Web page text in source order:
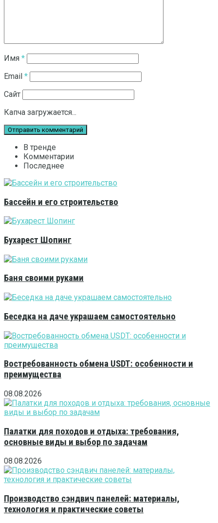
Имя *
Email *
Сайт
Капча загружается...
В тренде
Комментарии
Последнее
Бассейн и его строительство
Бухарест Шопинг
Баня своими руками
Беседка на даче украшаем самостоятельно
Востребованность обмена USDT: особенности и
преимущества
08.08.2026
Палатки для походов и отдыха: требования,
основные виды и выбор по задачам
08.08.2026
Производство сэндвич панелей: материалы,
технология и практические советы